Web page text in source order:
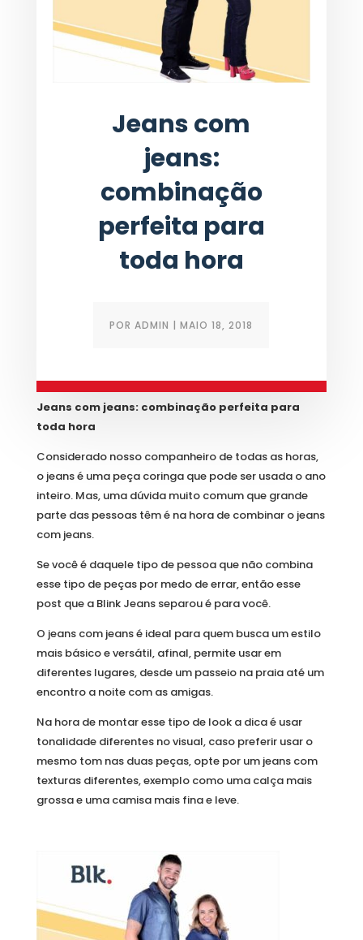
Jeans com
jeans:
combinação
perfeita para
toda hora
PORADMIN |MAIO 18, 2018
Jeans com jeans: combinação perfeita para
toda hora
Considerado nosso companheiro de todas as horas,
o jeans é uma peça coringa que pode ser usada o ano
inteiro. Mas, uma dúvida muito comum que grande
parte das pessoas têm é na hora de combinar o jeans
com jeans.
Se você é daquele tipo de pessoa que não combina
esse tipo de peças por medo de errar, então esse
post que a Blink Jeans separou é para você.
O jeans com jeans é ideal para quem busca um estilo
mais básico e versátil, afinal, permite usar em
diferentes lugares, desde um passeio na praia até um
encontro a noite com as amigas.
Na hora de montar esse tipo de look a dica é usar
tonalidade diferentes no visual, caso preferir usar o
mesmo tom nas duas peças, opte por um jeans com
texturas diferentes, exemplo como uma calça mais
grossa e uma camisa mais fina e leve.